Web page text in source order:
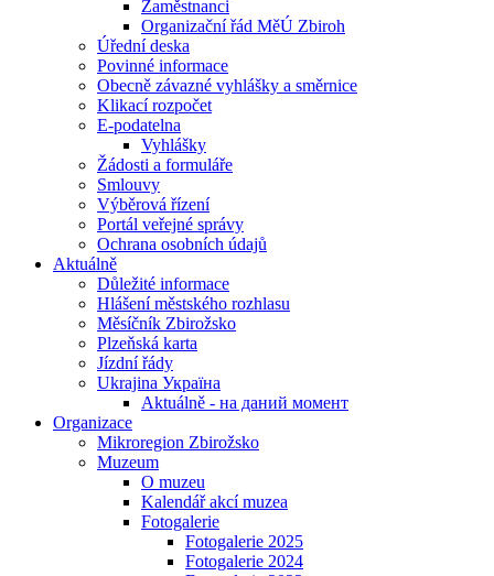
Zaměstnanci
Organizační řád MěÚ Zbiroh
Úřední deska
Povinné informace
Obecně závazné vyhlášky a směrnice
Klikací rozpočet
E-podatelna
Vyhlášky
Žádosti a formuláře
Smlouvy
Výběrová řízení
Portál veřejné správy
Ochrana osobních údajů
Aktuálně
Důležité informace
Hlášení městského rozhlasu
Měsíčník Zbirožsko
Plzeňská karta
Jízdní řády
Ukrajina Україна
Aktuálně - на даний момент
Organizace
Mikroregion Zbirožsko
Muzeum
O muzeu
Kalendář akcí muzea
Fotogalerie
Fotogalerie 2025
Fotogalerie 2024